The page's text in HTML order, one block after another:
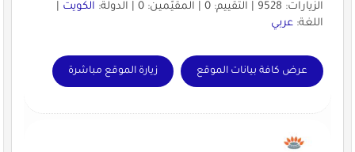
الزيارات: 9528 | التقييم: 0 | المقيّمين: 0 | الدولة:
الكويت|
اللغة: عربي
عرض كافة بيانات الموقع زيارة الموقع مباشرة